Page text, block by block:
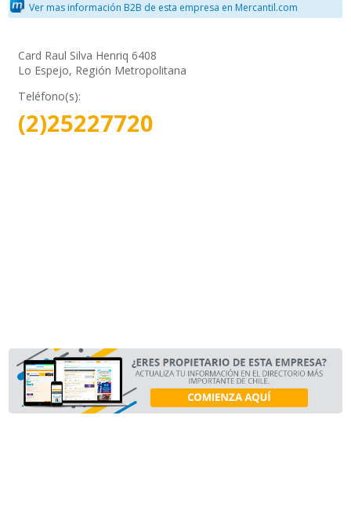
Ver mas información B2B de esta empresa en Mercantil.com
Card Raul Silva Henriq 6408
Lo Espejo, Región Metropolitana
Teléfono(s):
(2)25227720